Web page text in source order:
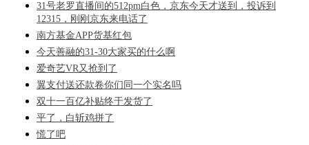
31号老罗直播间的512pm白色，京东今天才送到，投诉到
12315，刚刚京东来电话了
南方基金APP货基红包
今天善融的31-30大家买的什么啊
爱奇艺VR又抢到了
翼支付送还款卷你们同一个实名吗
双十一百亿补贴终于发货了
平了，白斩鸡拼了
慌了吧